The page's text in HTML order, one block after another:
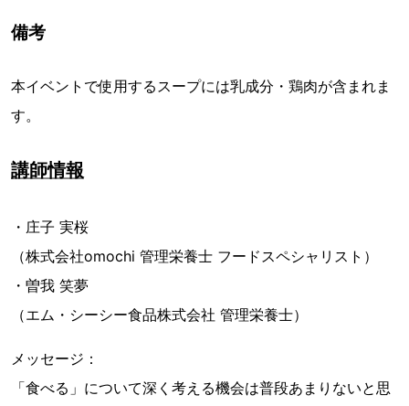
備考
本イベントで使用するスープには乳成分・鶏肉が含まれま
す。
講師情報
・庄子 実桜
（株式会社omochi 管理栄養士 フードスペシャリスト）
・曽我 笑夢
（エム・シーシー食品株式会社 管理栄養士）
メッセージ：
「食べる」について深く考える機会は普段あまりないと思